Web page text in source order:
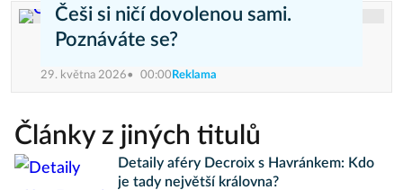
Češi si ničí dovolenou sami.
Poznáváte se?
29. května 2026 00:00 Reklama
Články z jiných titulů
Detaily aféry Decroix s Havránkem: Kdo
je tady největší královna?